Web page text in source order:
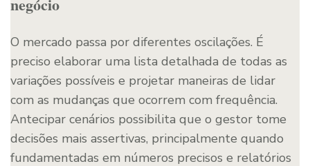
O mercado passa por diferentes oscilações. É
preciso elaborar uma lista detalhada de todas as
variações possíveis e projetar maneiras de lidar
com as mudanças que ocorrem com frequência.
Antecipar cenários possibilita que o gestor tome
decisões mais assertivas, principalmente quando
fundamentadas em números precisos e relatórios